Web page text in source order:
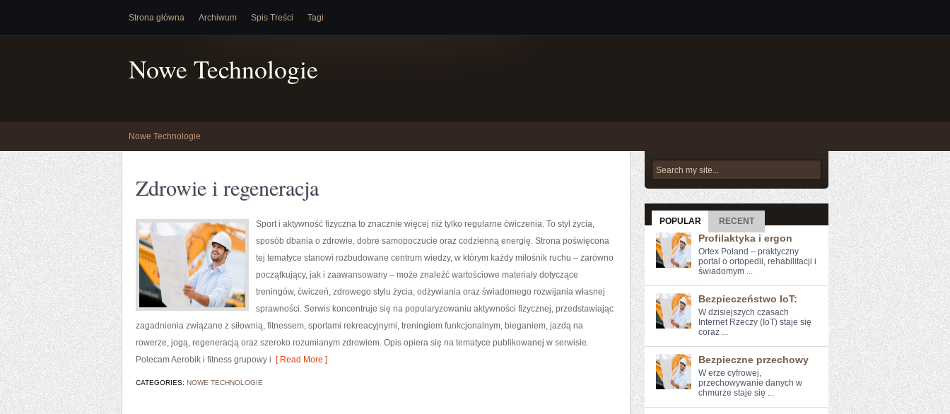
Strona główna Archiwum Spis Treści Tagi
Nowe Technologie
Nowe Technologie
Zdrowie i regeneracja
Sport i aktywność fizyczna to znacznie więcej niż tylko regularne ćwiczenia. To styl życia,
sposób dbania o zdrowie, dobre samopoczucie oraz codzienną energię. Strona poświęcona
tej tematyce stanowi rozbudowane centrum wiedzy, w którym każdy miłośnik ruchu – zarówno
początkujący, jak i zaawansowany – może znaleźć wartościowe materiały dotyczące
treningów, ćwiczeń, zdrowego stylu życia, odżywiania oraz świadomego rozwijania własnej
sprawności. Serwis koncentruje się na popularyzowaniu aktywności fizycznej, przedstawiając
zagadnienia związane z siłownią, fitnessem, sportami rekreacyjnymi, treningiem funkcjonalnym, bieganiem, jazdą na
rowerze, jogą, regeneracją oraz szeroko rozumianym zdrowiem. Opis opiera się na tematyce publikowanej w serwisie.
Polecam Aerobik i fitness grupowy i [ Read More ]
CATEGORIES: NOWE TECHNOLOGIE
POPULAR RECENT
Profilaktyka i ergon
Ortex Poland – praktyczny
portal o ortopedii, rehabilitacji i
świadomym ...
Bezpieczeństwo IoT:
W dzisiejszych ​czasach
Internet Rzeczy (IoT) ⁤staje się
⁤coraz ...
Bezpieczne przechowy
W erze cyfrowej,⁢
przechowywanie‍ danych w
chmurze staje się ...